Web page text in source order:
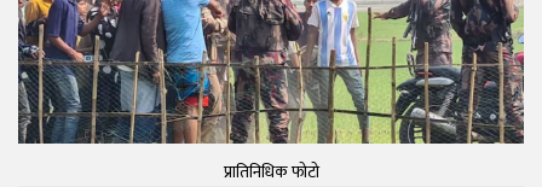
प्रातिनिधिक फोटो